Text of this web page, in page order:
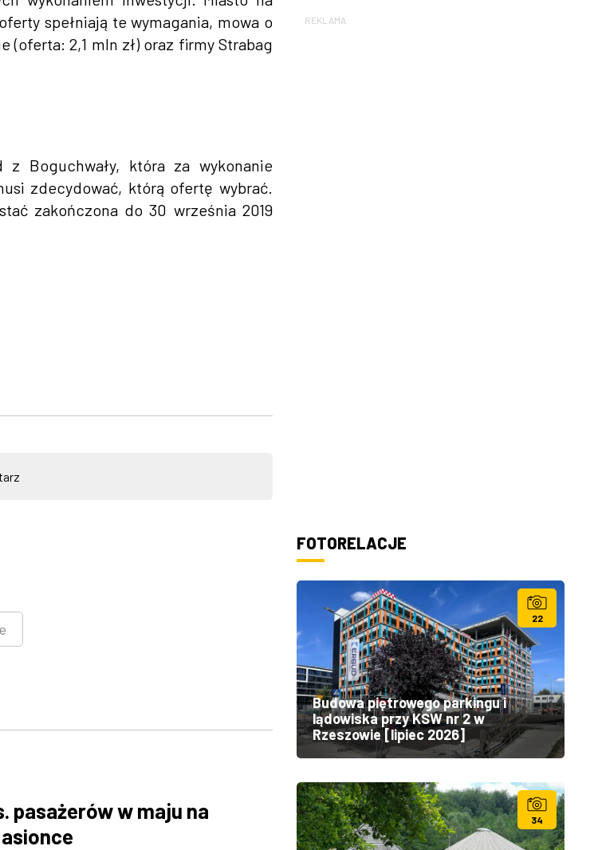
spełniają te wymagania, mowa o
(oferta: 2,1 mln zł) oraz firmy Strabag
z Boguchwały, która za wykonanie
zdecydować, którą ofertę wybrać.
zakończona do 30 września 2019
pasażerów w maju na
REKLAMA
FOTORELACJE
22
Budowa piętrowego parkingu i
lądowiska przy KSW nr 2 w
Rzeszowie [lipiec 2026]
34